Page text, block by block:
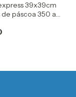
39x39cm
páscoa 350 a